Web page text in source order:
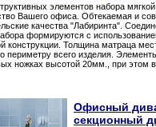
элементов набора
Вашего офиса. Обтекаемая и
качества "Лабиринта".
формируются с
конструкции. Толщина матраца
периметру всего изделия.
ножках высотой 20мм., при этом
Офисный
секционный